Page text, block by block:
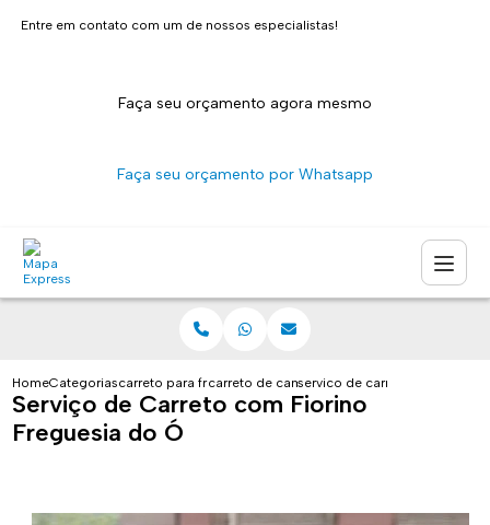
Entre em contato com um de nossos especialistas!
Faça seu orçamento agora mesmo
Faça seu orçamento por Whatsapp
HomeCategoriascarreto para fretescarreto de caminhao sao paulo
servico de carreto com fiorino
Serviço de Carreto com Fiorino
Freguesia do Ó